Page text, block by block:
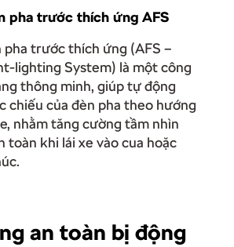
pha trước thích ứng AFS
pha trước thích ứng (AFS –
lighting System) là một công
thông minh, giúp tự động
chiếu của đèn pha theo hướng
nhằm tăng cường tầm nhìn
toàn khi lái xe vào cua hoặc
an toàn bị động